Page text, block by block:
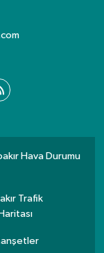
Hava Durumu
Trafik